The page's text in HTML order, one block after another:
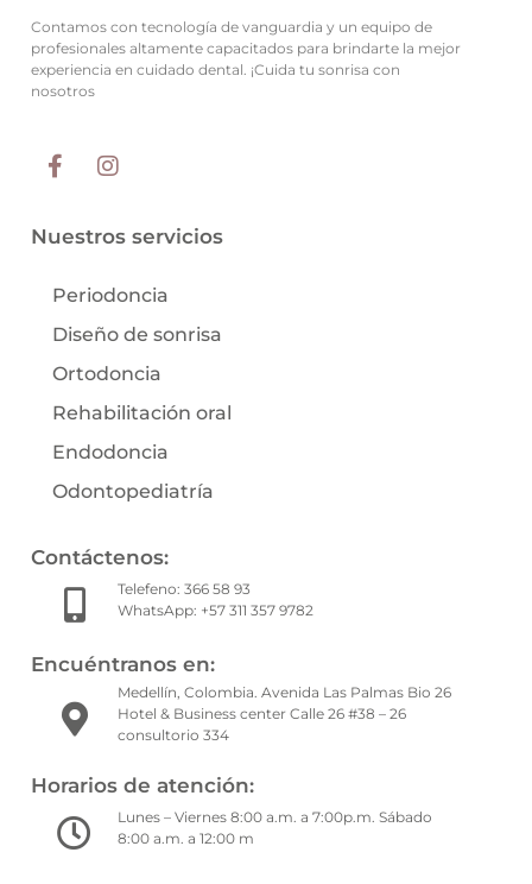
Contamos con tecnología de vanguardia y un equipo de
profesionales altamente capacitados para brindarte la mejor
experiencia en cuidado dental. ¡Cuida tu sonrisa con
nosotros
Nuestros servicios
Periodoncia
Diseño de sonrisa
Ortodoncia
Rehabilitación oral
Endodoncia
Odontopediatría
Contáctenos:
Telefeno: 366 58 93
WhatsApp: +57 311 357 9782
Encuéntranos en:
Medellín, Colombia. Avenida Las Palmas Bio 26
Hotel & Business center Calle 26 #38 – 26
consultorio 334
Horarios de atención:
Lunes – Viernes 8:00 a.m. a 7:00p.m. Sábado
8:00 a.m. a 12:00 m